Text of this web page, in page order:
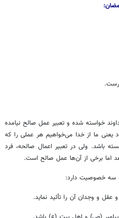
خواسته شده و تعبیر عمل صالح نیامده
ما از خدا می‌خواهیم هر عملی را که
باشد. ولی در تعبیر اعمال صالحه، فرد
اما برخی از آن‌ها عمل صالح است.
سه خصوصیت دارد: